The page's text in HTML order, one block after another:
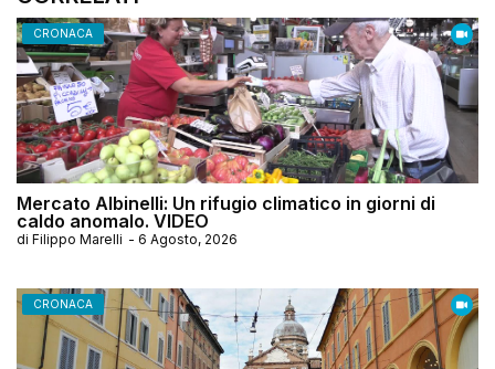
CRONACA
Mercato Albinelli: Un rifugio climatico in giorni di
caldo anomalo. VIDEO
di Filippo Marelli - 6 Agosto, 2026
CRONACA